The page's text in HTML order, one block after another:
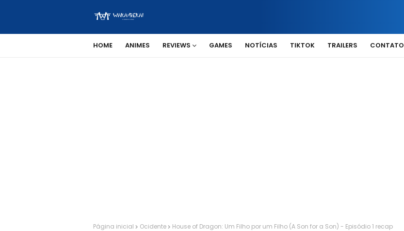
HOME ANIMES REVIEWS GAMES NOTÍCIAS TIKTOK TRAILERS CONTATO
Página inicial Ocidente House of Dragon: Um Filho por um Filho (A Son for a Son) - Episódio 1 recap